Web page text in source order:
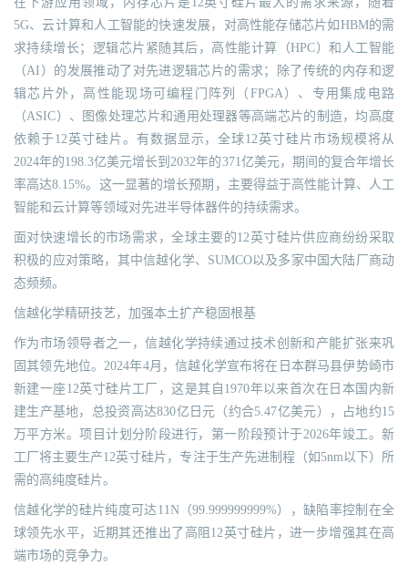
5G、云计算和人工智能的快速发展，对高性能存储芯片如HBM的需
求持续增长；逻辑芯片紧随其后，高性能计算（HPC）和人工智能
（AI）的发展推动了对先进逻辑芯片的需求；除了传统的内存和逻
辑芯片外，高性能现场可编程门阵列（FPGA）、专用集成电路
（ASIC）、图像处理芯片和通用处理器等高端芯片的制造，均高度
依赖于12英寸硅片。有数据显示，全球12英寸硅片市场规模将从
2024年的198.3亿美元增长到2032年的371亿美元，期间的复合年增长
率高达8.15%。这一显著的增长预期，主要得益于高性能计算、人工
智能和云计算等领域对先进半导体器件的持续需求。
面对快速增长的市场需求，全球主要的12英寸硅片供应商纷纷采取
积极的应对策略，其中信越化学、SUMCO以及多家中国大陆厂商动
态频频。
信越化学精研技艺，加强本土扩产稳固根基
作为市场领导者之一，信越化学持续通过技术创新和产能扩张来巩
固其领先地位。2024年4月，信越化学宣布将在日本群马县伊势崎市
新建一座12英寸硅片工厂，这是其自1970年以来首次在日本国内新
建生产基地，总投资高达830亿日元（约合5.47亿美元），占地约15
万平方米。项目计划分阶段进行，第一阶段预计于2026年竣工。新
工厂将主要生产12英寸硅片，专注于生产先进制程（如5nm以下）所
需的高纯度硅片。
信越化学的硅片纯度可达11N（99.999999999%），缺陷率控制在全
球领先水平，近期其还推出了高阻12英寸硅片，进一步增强其在高
端市场的竞争力。